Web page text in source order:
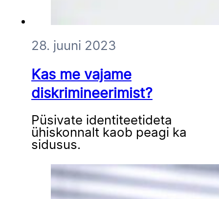
28. juuni 2023
Kas me vajame
diskrimineerimist?
Püsivate identiteetideta
ühiskonnalt kaob peagi ka
sidusus.